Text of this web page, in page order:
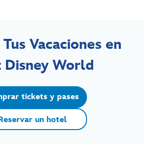
Vacaciones en
Disney World
tickets y pases
un hotel